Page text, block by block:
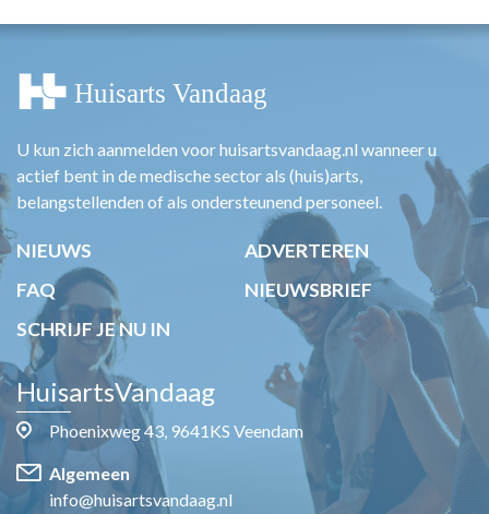
U kun zich aanmelden voor huisartsvandaag.nl wanneer u
actief bent in de medische sector als (huis)arts,
belangstellenden of als ondersteunend personeel.
NIEUWS
ADVERTEREN
FAQ
NIEUWSBRIEF
SCHRIJF JE NU IN
HuisartsVandaag
Phoenixweg 43, 9641KS Veendam
Algemeen
info@huisartsvandaag.nl